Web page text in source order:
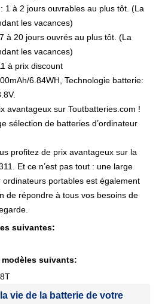
1 à 2 jours ouvrables au plus tôt. (La
les vacances)
à 20 jours ouvrés au plus tôt. (La
les vacances)
à prix discount
6.84WH, Technologie batterie:
avantageux sur Toutbatteries.com !
sélection de batteries d’ordinateur
profitez de prix avantageux sur la
Et ce n’est pas tout : une large
portables est également
de répondre à tous vos besoins de
suivantes:
suivants:
vie de la batterie de votre